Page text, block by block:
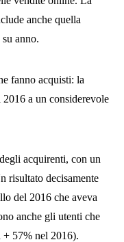
anche quella
anno.
fanno acquisti: la
2016 a un considerevole
acquirenti, con un
risultato decisamente
del 2016 che aveva
anche gli utenti che
57% nel 2016).